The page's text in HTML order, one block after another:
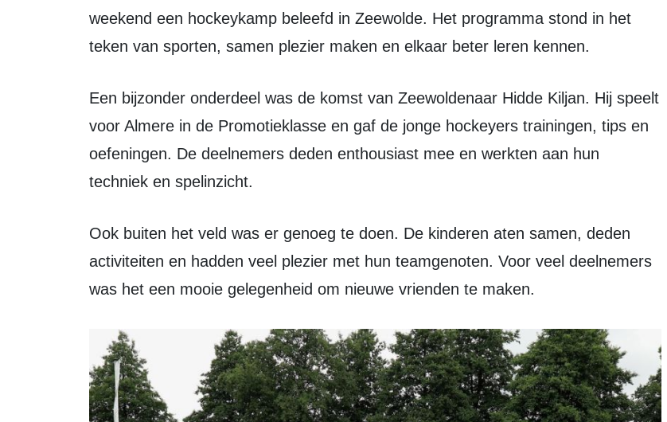
weekend een hockeykamp beleefd in Zeewolde. Het programma stond in het
teken van sporten, samen plezier maken en elkaar beter leren kennen.
Een bijzonder onderdeel was de komst van Zeewoldenaar Hidde Kiljan. Hij speelt
voor Almere in de Promotieklasse en gaf de jonge hockeyers trainingen, tips en
oefeningen. De deelnemers deden enthousiast mee en werkten aan hun
techniek en spelinzicht.
Ook buiten het veld was er genoeg te doen. De kinderen aten samen, deden
activiteiten en hadden veel plezier met hun teamgenoten. Voor veel deelnemers
was het een mooie gelegenheid om nieuwe vrienden te maken.